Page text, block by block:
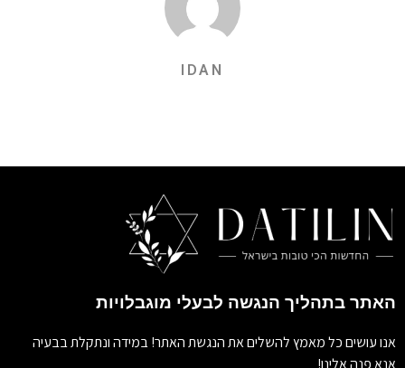
IDAN
האתר בתהליך הנגשה לבעלי מוגבלויות
אנו עושים כל מאמץ להשלים את הנגשת האתר! במידה ונתקלת בבעיה
אנא פנה אלינו!